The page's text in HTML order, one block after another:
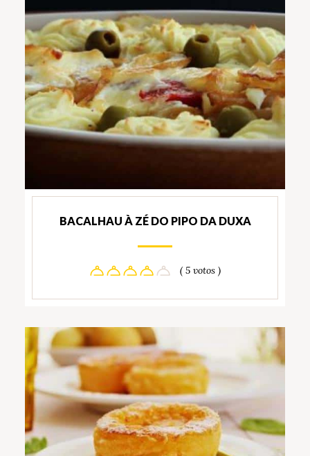
BACALHAU À ZÉ DO PIPO DA DUXA
( 5 votos )